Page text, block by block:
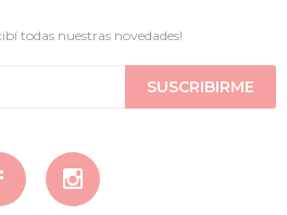
todas nuestras novedades!
SUSCRIBIRME
